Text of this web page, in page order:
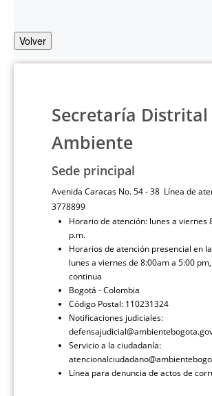
Volver
Secretaría Distrital
Ambiente
Sede principal
Avenida Caracas No. 54 - 38 Línea de
3778899
Horario de atención: lunes a viernes
p.m.
Horarios de atención presencial en
lunes a viernes de 8:00am a 5:00
continua
Bogotá - Colombia
Código Postal: 110231324
Notificaciones judiciales:
Servicio a la ciudadanía:
Línea para denuncia de actos de